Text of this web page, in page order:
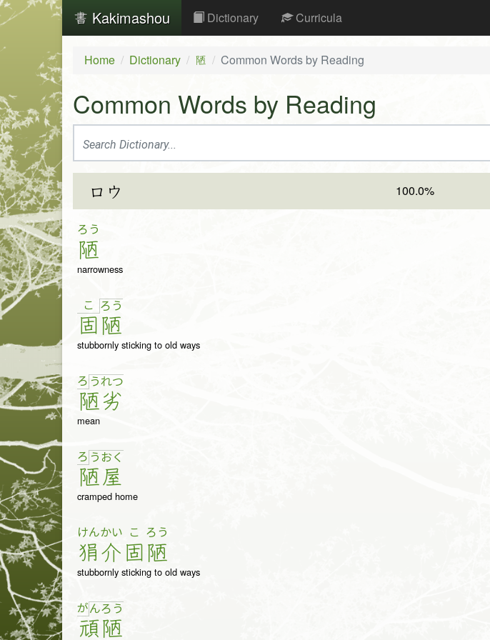
Kakimashou Dictionary Curricula
Home Dictionary 陋 Common Words by Reading
Common Words by Reading
ロウ 100.0%
ろう
陋
narrowness
こ
固
ろ う
陋
stubbornly sticking to old ways
ろ う
陋
れつ
劣
mean
ろ う
陋
お く
屋
cramped home
けん
狷
かい
介
こ
固
ろう
陋
stubbornly sticking to old ways
がん
頑
ろ う
陋